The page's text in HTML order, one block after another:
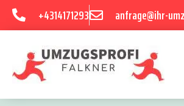
+4314171293 anfrage@ihr-